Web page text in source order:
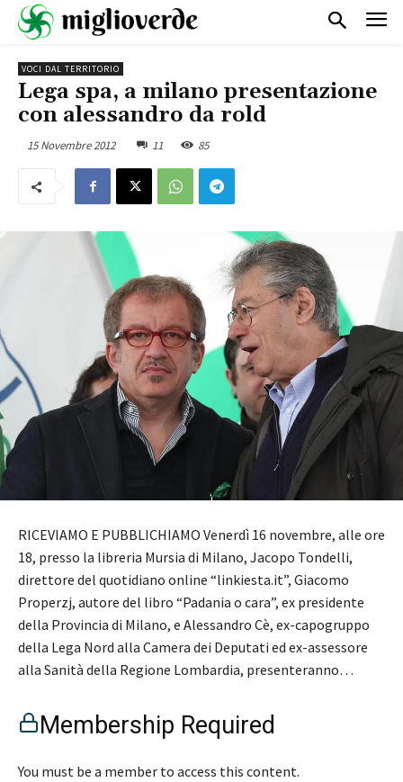
VOCI DAL TERRITORIO
Lega spa, a milano presentazione
con alessandro da rold
15 Novembre 2012 11 85
RICEVIAMO E PUBBLICHIAMO Venerdì 16 novembre, alle ore
18, presso la libreria Mursia di Milano, Jacopo Tondelli,
direttore del quotidiano online “linkiesta.it”, Giacomo
Properzj, autore del libro “Padania o cara”, ex presidente
della Provincia di Milano, e Alessandro Cè, ex-capogruppo
della Lega Nord alla Camera dei Deputati ed ex-assessore
alla Sanità della Regione Lombardia, presenteranno…
Membership Required
You must be a member to access this content.